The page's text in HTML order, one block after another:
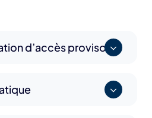
d’accès provisoire